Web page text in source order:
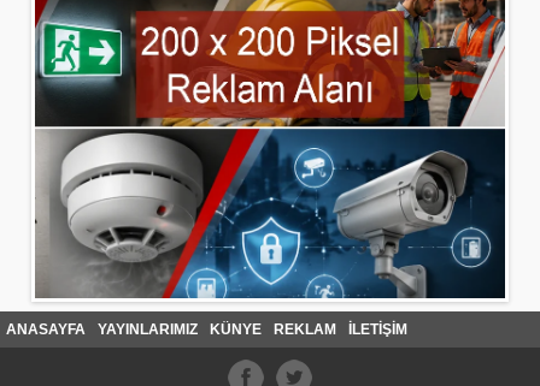
ANASAYFA YAYINLARIMIZ KÜNYE REKLAM İLETİŞİM